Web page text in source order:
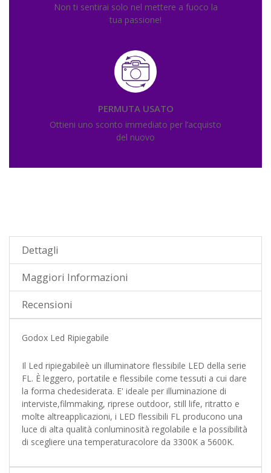
Non ti sentirai solo nel mettere a fuoco la
tua passione!
PERMUTA USATO
Ottieni uno sconto immediato per l’acquisto
del nuovo
Dettagli
Maggiori Informazioni
Recensioni
Godox Led Ripiegabile
Il Led ripiegabileè un illuminatore flessibile LED della serie
FL. È leggero, portatile e flessibile come tessuti a cui dare
la forma chedesiderata. E' ideale per illuminazione di
interviste,filmmaking, riprese outdoor, still life, ritratto e
molte altreapplicazioni, i LED flessibili FL producono una
luce di alta qualità conluminosità regolabile e la possibilità
di scegliere una temperaturacolore da 3300K a 5600K.